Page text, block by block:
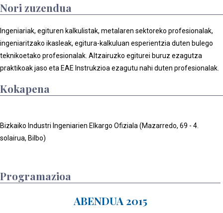
Nori zuzendua
Ingeniariak, egituren kalkulistak, metalaren sektoreko profesionalak,
ingeniaritzako ikasleak, egitura-kalkuluan esperientzia duten bulego
teknikoetako profesionalak. Altzairuzko egiturei buruz ezagutza
praktikoak jaso eta EAE Instrukzioa ezagutu nahi duten profesionalak.
Kokapena
Bizkaiko Industri Ingeniarien Elkargo Ofiziala (Mazarredo, 69 - 4.
solairua, Bilbo)
Programazioa
ABENDUA 2015